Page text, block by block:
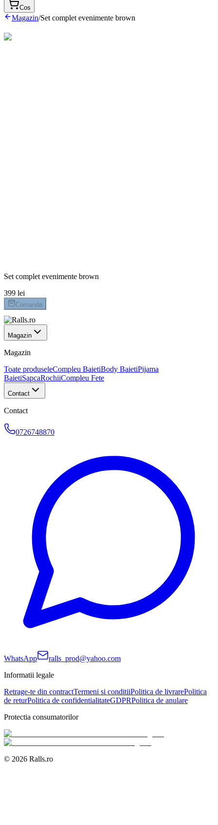
Cos
Magazin/Set complet evenimente brown
Set complet evenimente brown
399 lei
Comanda
Magazin
Magazin
Toate produseleCompleu BaietiBody BaietiPijama
BaietiSapcaRochiiCompleu Fete
Contact
Contact
0726748870
WhatsApp
ralls_prod@yahoo.com
Informatii legale
Retrage-te din contractTermeni si conditiiPolitica de livrarePolitica
de returPolitica de confidentialitateGDPRPolitica de anulare
Protectia consumatorilor
© 2026 Ralls.ro